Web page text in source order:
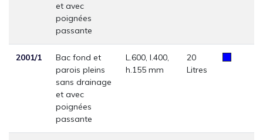
et avec
poignées
passante
2001/1
Bac fond et
parois pleins
sans drainage
et avec
poignées
passante
L.600, l.400,
h.155 mm
20
Litres